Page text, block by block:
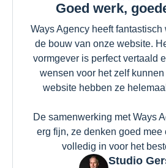
Goed werk,
Ways Agency heeft
de bouw van onze website.
vormgever is perfect vertaald
wensen voor het zelf
website hebben ze
De samenwerking met Ways
erg fijn, ze denken goed mee
volledig in voor het
Studio